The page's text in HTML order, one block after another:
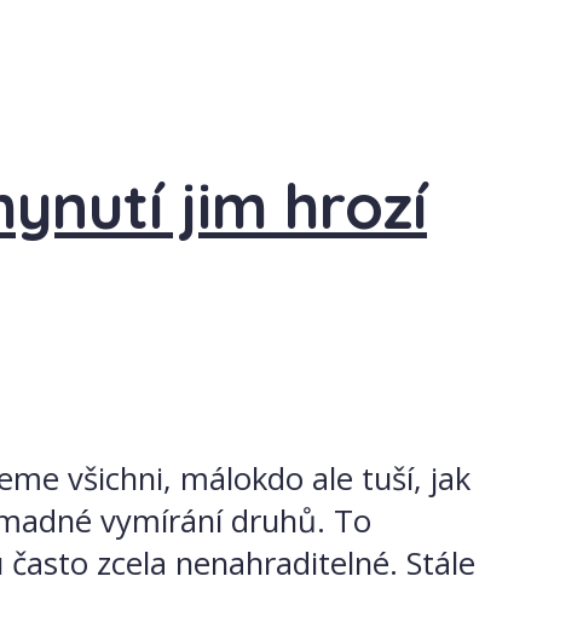
jim hrozí
všichni, málokdo ale tuší, jak
vymírání druhů. To
zcela nenahraditelné. Stále